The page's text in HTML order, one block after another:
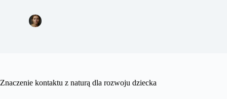
Znaczenie kontaktu z naturą dla rozwoju dziecka